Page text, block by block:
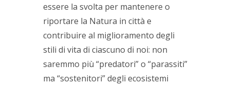
essere la svolta per mantenere o
riportare la Natura in città e
contribuire al miglioramento degli
stili di vita di ciascuno di noi: non
saremmo più “predatori” o “parassiti”
ma “sostenitori” degli ecosistemi